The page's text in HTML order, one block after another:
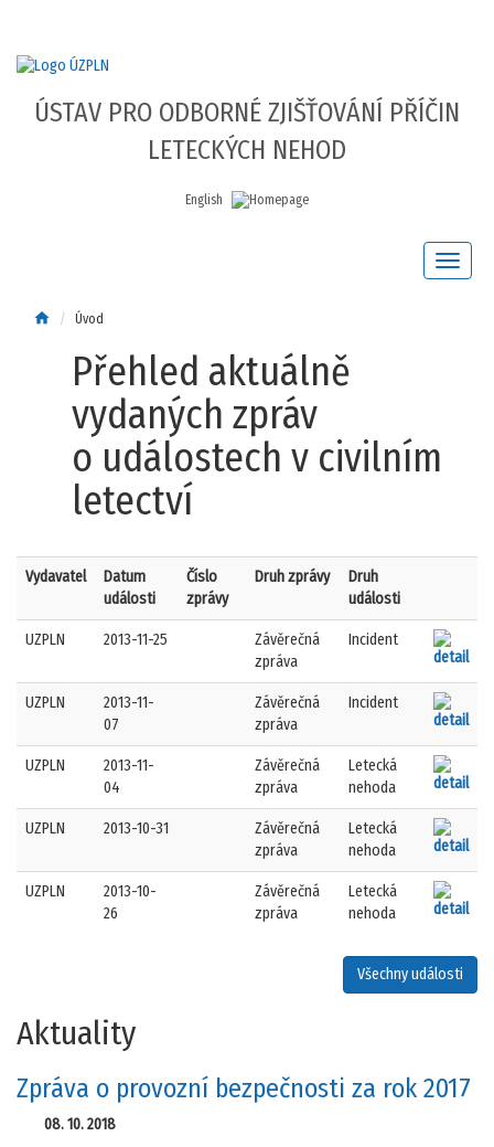
ÚSTAV PRO ODBORNÉ ZJIŠŤOVÁNÍ PŘÍČIN
LETECKÝCH NEHOD
English
home Úvod
Přehled aktuálně
vydaných zpráv
o událostech v civilním
letectví
Vydavatel
Datum
události
Číslo
zprávy
Druh zprávy
Druh
události
UZPLN 2013-11-25
Závěrečná
zpráva
Incident
UZPLN
2013-11-
07
Závěrečná
zpráva
Incident
UZPLN
2013-11-
04
Závěrečná
zpráva
Letecká
nehoda
UZPLN 2013-10-31
Závěrečná
zpráva
Letecká
nehoda
UZPLN
2013-10-
26
Závěrečná
zpráva
Letecká
nehoda
Všechny události
Aktuality
Zpráva o provozní bezpečnosti za rok 2017
08. 10. 2018